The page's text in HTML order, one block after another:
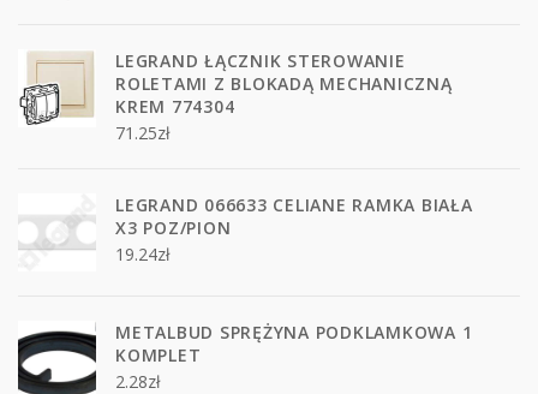
LEGRAND ŁĄCZNIK STEROWANIE
ROLETAMI Z BLOKADĄ MECHANICZNĄ
KREM 774304
71.25zł
LEGRAND 066633 CELIANE RAMKA BIAŁA
X3 POZ/PION
19.24zł
METALBUD SPRĘŻYNA PODKLAMKOWA 1
KOMPLET
2.28zł